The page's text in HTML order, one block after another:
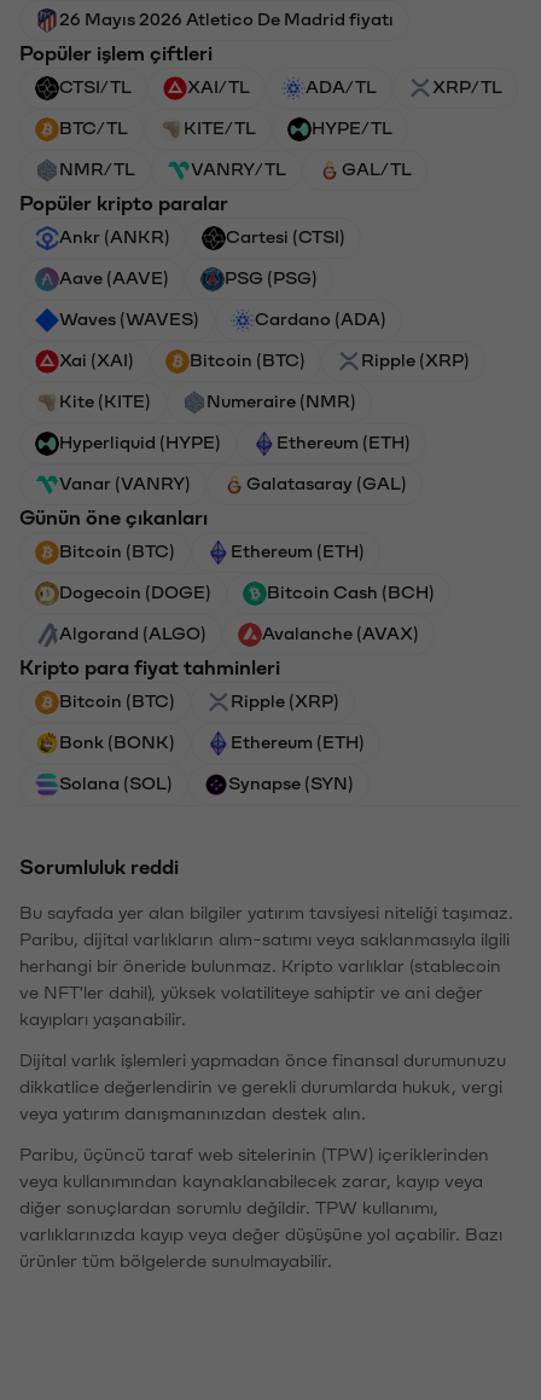
26 Mayıs 2026 Atletico De Madrid fiyatı
Popüler işlem çiftleri
CTSI/TL XAI/TL ADA/TL XRP/TL
BTC/TL KITE/TL HYPE/TL
NMR/TL VANRY/TL GAL/TL
Popüler kripto paralar
Ankr (ANKR) Cartesi (CTSI)
Aave (AAVE) PSG (PSG)
Waves (WAVES) Cardano (ADA)
Xai (XAI) Bitcoin (BTC) Ripple (XRP)
Kite (KITE) Numeraire (NMR)
Hyperliquid (HYPE) Ethereum (ETH)
Vanar (VANRY) Galatasaray (GAL)
Günün öne çıkanları
Bitcoin (BTC) Ethereum (ETH)
Dogecoin (DOGE) Bitcoin Cash (BCH)
Algorand (ALGO) Avalanche (AVAX)
Kripto para fiyat tahminleri
Bitcoin (BTC) Ripple (XRP)
Bonk (BONK) Ethereum (ETH)
Solana (SOL) Synapse (SYN)
Sorumluluk reddi
Bu sayfada yer alan bilgiler yatırım tavsiyesi niteliği taşımaz.
Paribu, dijital varlıkların alım-satımı veya saklanmasıyla ilgili
herhangi bir öneride bulunmaz. Kripto varlıklar (stablecoin
ve NFT'ler dahil), yüksek volatiliteye sahiptir ve ani değer
kayıpları yaşanabilir.
Dijital varlık işlemleri yapmadan önce finansal durumunuzu
dikkatlice değerlendirin ve gerekli durumlarda hukuk, vergi
veya yatırım danışmanınızdan destek alın.
Paribu, üçüncü taraf web sitelerinin (TPW) içeriklerinden
veya kullanımından kaynaklanabilecek zarar, kayıp veya
diğer sonuçlardan sorumlu değildir. TPW kullanımı,
varlıklarınızda kayıp veya değer düşüşüne yol açabilir. Bazı
ürünler tüm bölgelerde sunulmayabilir.